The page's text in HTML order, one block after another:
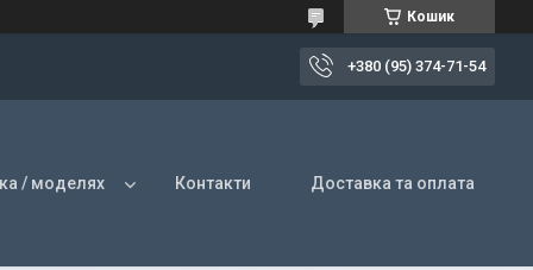
Кошик
+380 (95) 374-71-54
/ моделях Контакти Доставка та оплата